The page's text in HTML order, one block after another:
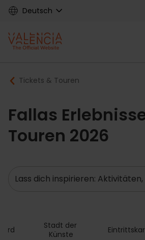
Skip
content
Deutsch
Main
navigation
Breadcrumb
Tickets & Touren
Fallas
Touren 2026
Suche
Stadt der
Künste